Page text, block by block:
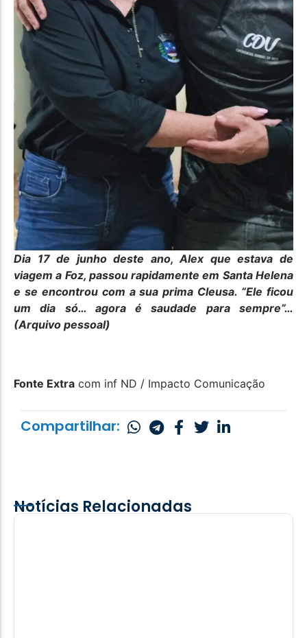
Dia 17 de junho deste ano, Alex que estava de
viagem a Foz, passou rapidamente em Santa Helena
e se encontrou com a sua prima Cleusa. “Ele ficou
um dia só… agora é saudade para sempre”…
(Arquivo pessoal)
Fonte Extra com inf ND / Impacto Comunicação
Compartilhar:
Notícias Relacionadas